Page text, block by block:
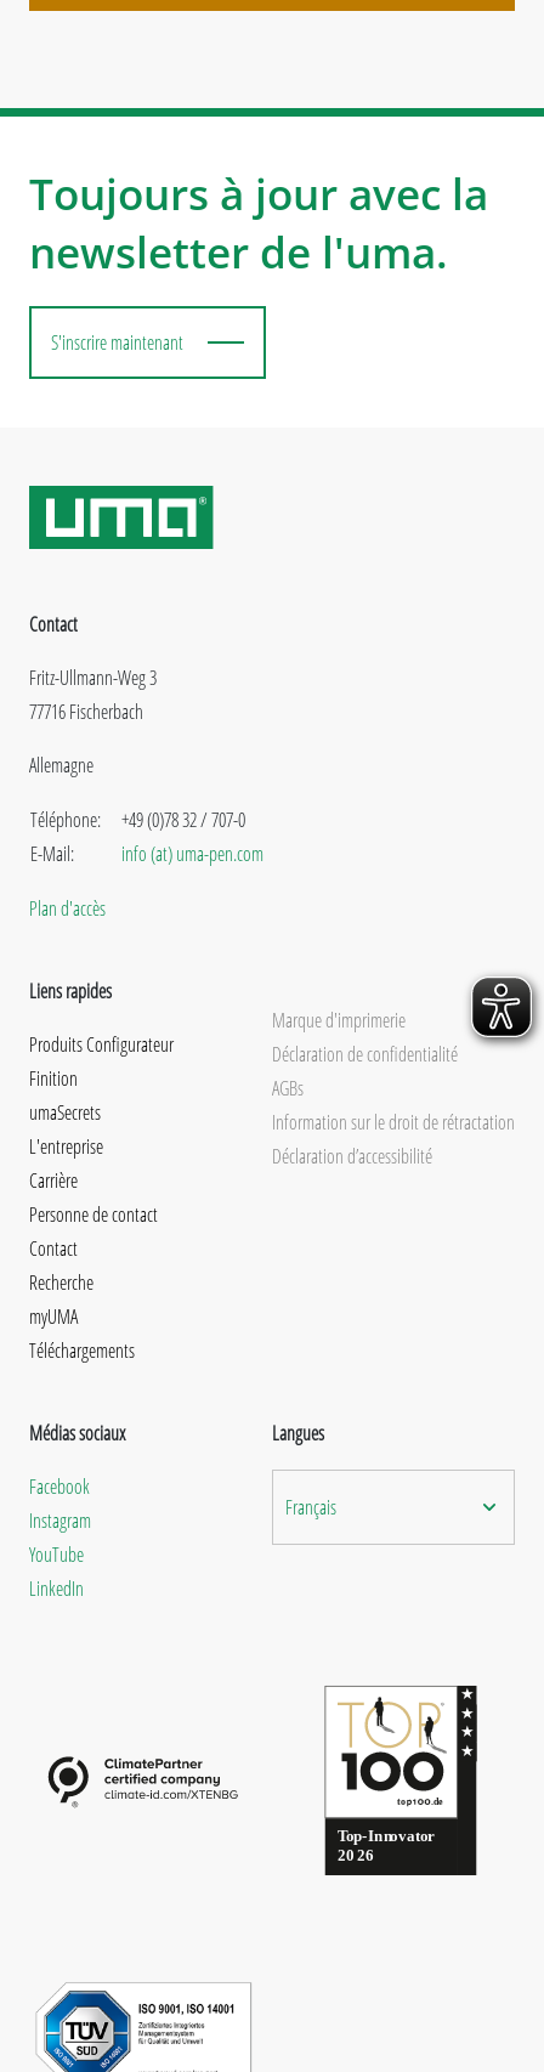
Toujours à jour avec la
newsletter de l'uma.
S'inscrire maintenant
Contact
Fritz-Ullmann-Weg 3
77716 Fischerbach
Allemagne
Téléphone:
E-Mail:
+49 (0)78 32 / 707-0
info (at) uma-pen.com
Plan d'accès
Liens rapides
Produits Configurateur
Finition
umaSecrets
L'entreprise
Carrière
Personne de contact
Contact
Recherche
myUMA
Téléchargements
Marque d'imprimerie
Déclaration de confidentialité
AGBs
Information sur le droit de rétractation
Déclaration d’accessibilité
Médias sociaux
Facebook
Instagram
YouTube
LinkedIn
Langues
Français